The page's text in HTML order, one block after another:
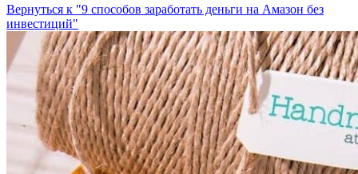
Вернуться к "9 способов заработать деньги на Амазон без
инвестиций"